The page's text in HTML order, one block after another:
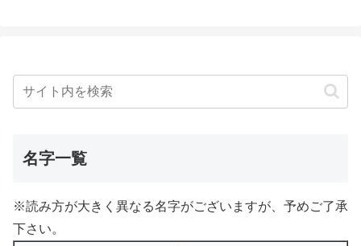
名字一覧
※読み方が大きく異なる名字がございますが、予めご了承
下さい。